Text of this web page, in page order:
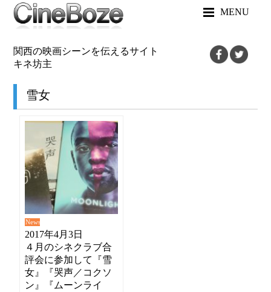
MENU
関西の映画シーンを伝えるサイト
キネ坊主
雪女
News
2017年4月3日
４月のシネクラブ合
評会に参加して『雪
女』『哭声／コクソ
ン』『ムーンライ